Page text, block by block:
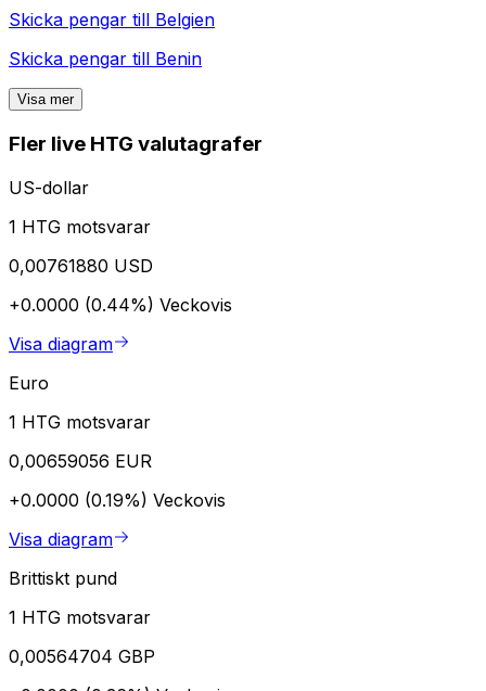
Skicka pengar till Belgien
Skicka pengar till Benin
Visa mer
Fler live HTG valutagrafer
US-dollar
1 HTG motsvarar
0,00761880 USD
+0.0000 (0.44%) Veckovis
Visa diagram
Euro
1 HTG motsvarar
0,00659056 EUR
+0.0000 (0.19%) Veckovis
Visa diagram
Brittiskt pund
1 HTG motsvarar
0,00564704 GBP